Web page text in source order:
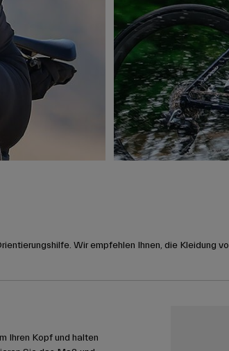
Wir empfehlen Ihnen, die Kleidung
Ihren Kopf und halten